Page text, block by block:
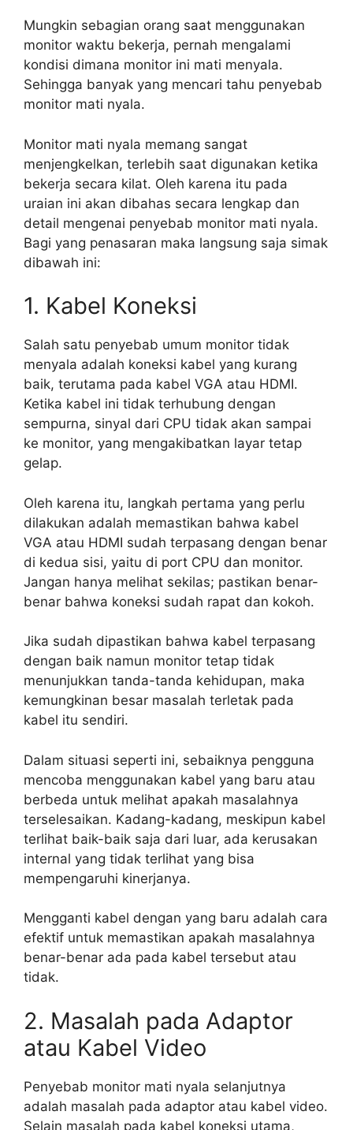
Mungkin sebagian orang saat menggunakan
monitor waktu bekerja, pernah mengalami
kondisi dimana monitor ini mati menyala.
Sehingga banyak yang mencari tahu penyebab
monitor mati nyala.
Monitor mati nyala memang sangat
menjengkelkan, terlebih saat digunakan ketika
bekerja secara kilat. Oleh karena itu pada
uraian ini akan dibahas secara lengkap dan
detail mengenai penyebab monitor mati nyala.
Bagi yang penasaran maka langsung saja simak
dibawah ini:
1. Kabel Koneksi
Salah satu penyebab umum monitor tidak
menyala adalah koneksi kabel yang kurang
baik, terutama pada kabel VGA atau HDMI.
Ketika kabel ini tidak terhubung dengan
sempurna, sinyal dari CPU tidak akan sampai
ke monitor, yang mengakibatkan layar tetap
gelap.
Oleh karena itu, langkah pertama yang perlu
dilakukan adalah memastikan bahwa kabel
VGA atau HDMI sudah terpasang dengan benar
di kedua sisi, yaitu di port CPU dan monitor.
Jangan hanya melihat sekilas; pastikan benar-
benar bahwa koneksi sudah rapat dan kokoh.
Jika sudah dipastikan bahwa kabel terpasang
dengan baik namun monitor tetap tidak
menunjukkan tanda-tanda kehidupan, maka
kemungkinan besar masalah terletak pada
kabel itu sendiri.
Dalam situasi seperti ini, sebaiknya pengguna
mencoba menggunakan kabel yang baru atau
berbeda untuk melihat apakah masalahnya
terselesaikan. Kadang-kadang, meskipun kabel
terlihat baik-baik saja dari luar, ada kerusakan
internal yang tidak terlihat yang bisa
mempengaruhi kinerjanya.
Mengganti kabel dengan yang baru adalah cara
efektif untuk memastikan apakah masalahnya
benar-benar ada pada kabel tersebut atau
tidak.
2. Masalah pada Adaptor
atau Kabel Video
Penyebab monitor mati nyala selanjutnya
adalah masalah pada adaptor atau kabel video.
Selain masalah pada kabel koneksi utama,